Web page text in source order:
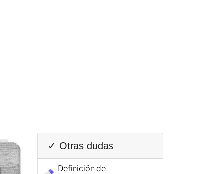
✓ Otras dudas
Definición de